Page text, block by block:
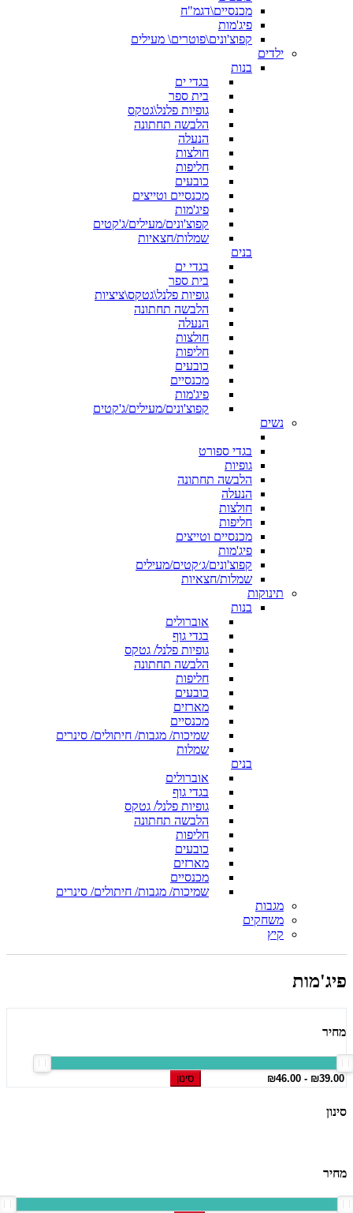
מכנסיים\דגמ"ח
פיג'מות
קפוצ'ונים\פוטרים\ מעילים
ילדים
בנות
בגדי ים
בית ספר
גופיות פלנל\גטקס
הלבשה תחתונה
הנעלה
חולצות
חליפות
כובעים
מכנסיים וטייצים
פיג'מות
קפוצ'ונים/מעילים/ג'קטים
שמלות/חצאיות
בנים
בגדי ים
בית ספר
גופיות פלנל\גטקס\ציציות
הלבשה תחתונה
הנעלה
חולצות
חליפות
כובעים
מכנסיים
פיג'מות
קפוצ'ונים/מעילים/ג'קטים
נשים
בגדי ספורט
גופיות
הלבשה תחתונה
הנעלה
חולצות
חליפות
מכנסיים וטייצים
פיג'מות
קפוצ'ונים/ג׳קטים/מעילים
שמלות/חצאיות
תינוקות
בנות
אוברולים
בגדי גוף
גופיות פלנל/ גטקס
הלבשה תחתונה
חליפות
כובעים
מארזים
מכנסיים
שמיכות/ מגבות/ חיתולים/ סינרים
שמלות
בנים
אוברולים
בגדי גוף
גופיות פלנל/ גטקס
הלבשה תחתונה
חליפות
כובעים
מארזים
מכנסיים
שמיכות/ מגבות/ חיתולים/ סינרים
מגבות
משחקים
קיץ
פיג'מות
מחיר
סינון
סינון
מחיר